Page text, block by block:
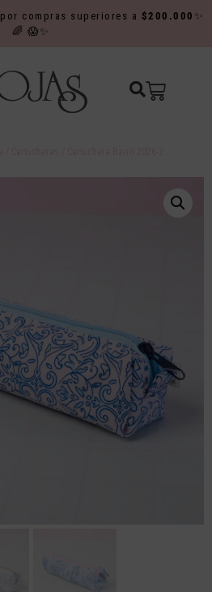
por compras superiores a $200.000 ✨
🌈 😱✨